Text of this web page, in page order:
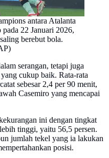
antara Atalanta
22 Januari 2026,
berebut bola.
serangan, tetapi juga
cukup baik. Rata-rata
sebesar 2,4 per 90 menit,
Casemiro yang mencapai
ini dengan tingkat
tinggi, yaitu 56,5 persen.
jumlah tekel yang ia lakukan
posisi.